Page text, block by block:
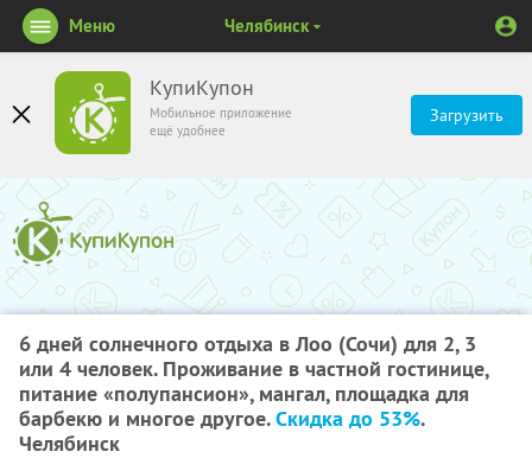
КупиКупон
Мобильное приложение
ещё удобнее
Загрузить
Меню Челябинск
6 дней солнечного отдыха в Лоо (Сочи) для 2, 3
или 4 человек. Проживание в частной гостинице,
питание «полупансион», мангал, площадка для
барбекю и многое другое.Скидка до 53%.
Челябинск